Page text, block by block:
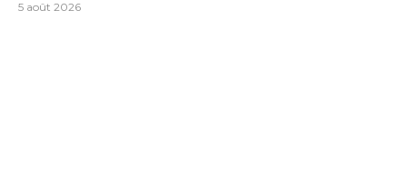
5 août 2026